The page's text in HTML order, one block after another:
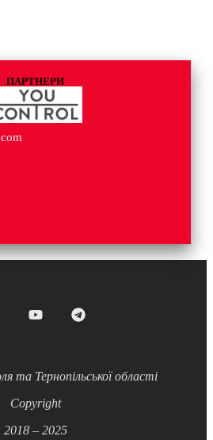
ПАРТНЕРИ
та Тернопільської області
Copyright
2018 – 2025